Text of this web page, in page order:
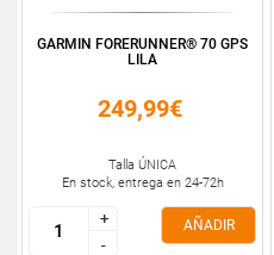
GARMIN FORERUNNER® 70 GPS
LILA
249,99€
Talla ÚNICA
En stock, entrega en 24-72h
+
-
+
-
AÑADIR